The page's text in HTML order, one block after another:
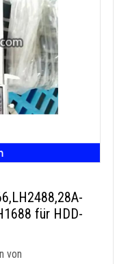
für HDD-
von